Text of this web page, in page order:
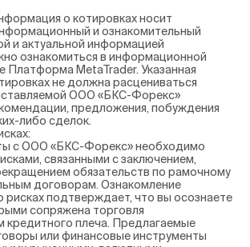
о котировках носит
и ознакомительный
и актуальной информацией
ознакомиться в информационной
Платформа MetaTrader. Указанная
не должна расцениваться
ООО «БКС-Форекс»
предложения, побуждения
либо сделок.
с ООО «БКС-Форекс» необходимо
связанными с заключением,
обязательств по рамочному
договорам. Ознакомление
рисках подтверждает, что вы осознаете
сопряжена торговля
кредитного плеча. Предлагаемые
или финансовые инструменты